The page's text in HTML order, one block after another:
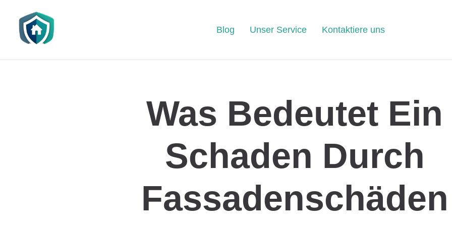
Blog Unser Service Kontaktiere uns
Was Bedeutet Ein
Schaden Durch
Fassadenschäden